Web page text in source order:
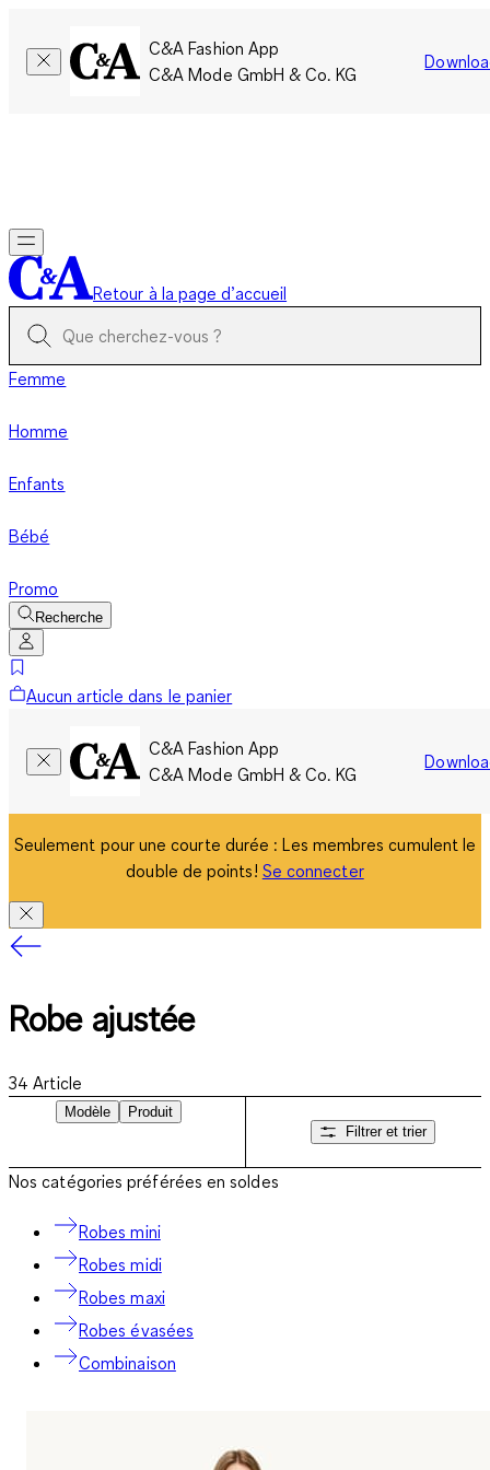
C&A Fashion App
C&A Mode GmbH & Co. KG
Retour à la page d’accueil
Femme
Homme
Enfants
Bébé
Promo
Recherche
Aucun article dans le panier
C&A Fashion App
C&A Mode GmbH & Co. KG
Seulement pour une courte durée : Les membres cumulent le
double de points! Se connecter
Robe ajustée
34 Article
Modèle
Produit
Filtrer et trier
Nos catégories préférées en soldes
Robes mini
Robes midi
Robes maxi
Robes évasées
Combinaison